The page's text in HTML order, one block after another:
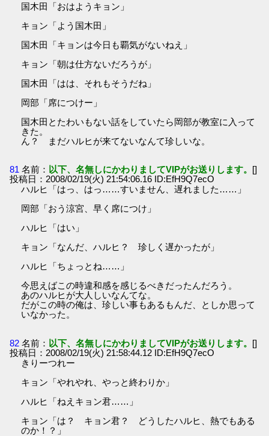
国木田「おはようキョン」
キョン「よう国木田」
国木田「キョンは今日も覇気がないねえ」
キョン「朝は仕方ないだろうが」
国木田「はは、それもそうだね」
岡部「席につけー」
国木田とたわいもない話をしていたら岡部が教室に入って
きた。
ん？ まだハルヒが来てないなんて珍しいな。
81 名前： 以下、名無しにかわりましてVIPがお送りします。 []
投稿日：2008/02/19(火) 21:54:06.16 ID:EfH9Q7ecO
ハルヒ「はっ、はっ……すいません、遅れました……」
岡部「おう涼宮、早く席につけ」
ハルヒ「はい」
キョン「なんだ、ハルヒ？ 珍しく遅かったが」
ハルヒ「ちょっとね……」
今思えばこの時違和感を感じるべきだったんだろう。
あのハルヒが大人しいなんてな。
だがこの時の俺は、珍しい事もあるもんだ、としか思って
いなかった。
82 名前： 以下、名無しにかわりましてVIPがお送りします。 []
投稿日：2008/02/19(火) 21:58:44.12 ID:EfH9Q7ecO
きりーつれー
キョン「やれやれ、やっと終わりか」
ハルヒ「ねえキョン君……」
キョン「は？ キョン君？ どうしたハルヒ、熱でもある
のか！？」